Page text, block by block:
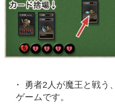
勇者2人が魔王と戦う
ゲームです。